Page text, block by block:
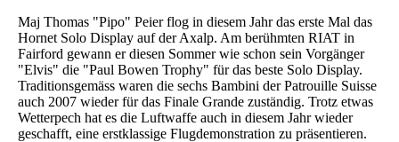
Maj Thomas "Pipo" Peier flog in diesem Jahr das erste Mal das
Hornet Solo Display auf der Axalp. Am berühmten RIAT in
Fairford gewann er diesen Sommer wie schon sein Vorgänger
"Elvis" die "Paul Bowen Trophy" für das beste Solo Display.
Traditionsgemäss waren die sechs Bambini der Patrouille Suisse
auch 2007 wieder für das Finale Grande zuständig. Trotz etwas
Wetterpech hat es die Luftwaffe auch in diesem Jahr wieder
geschafft, eine erstklassige Flugdemonstration zu präsentieren.